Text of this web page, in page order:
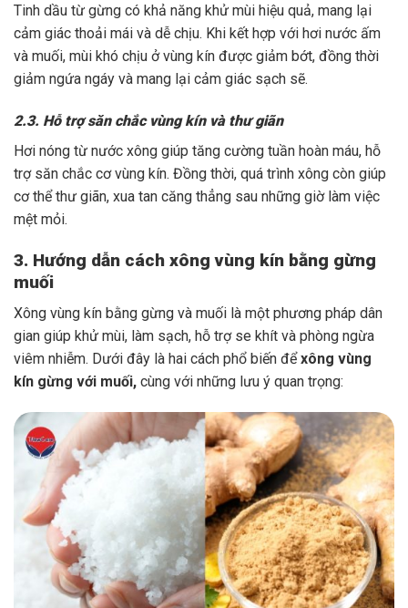
Tinh dầu từ gừng có khả năng khử mùi hiệu quả, mang lại
cảm giác thoải mái và dễ chịu. Khi kết hợp với hơi nước ấm
và muối, mùi khó chịu ở vùng kín được giảm bớt, đồng thời
giảm ngứa ngáy và mang lại cảm giác sạch sẽ.
2.3. Hỗ trợ săn chắc vùng kín và thư giãn
Hơi nóng từ nước xông giúp tăng cường tuần hoàn máu, hỗ
trợ săn chắc cơ vùng kín. Đồng thời, quá trình xông còn giúp
cơ thể thư giãn, xua tan căng thẳng sau những giờ làm việc
mệt mỏi.
3. Hướng dẫn cách xông vùng kín bằng gừng
muối
Xông vùng kín bằng gừng và muối là một phương pháp dân
gian giúp khử mùi, làm sạch, hỗ trợ se khít và phòng ngừa
viêm nhiễm. Dưới đây là hai cách phổ biến đểxông vùng
kín gừng với muối, cùng với những lưu ý quan trọng: